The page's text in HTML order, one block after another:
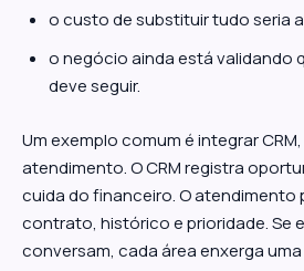
o custo de substituir tudo seria
o negócio ainda está validando
deve seguir.
Um exemplo comum é integrar
atendimento. O CRM registra
cuida do financeiro. O atendimento
contrato, histórico e prioridade. Se
conversam, cada área enxerga